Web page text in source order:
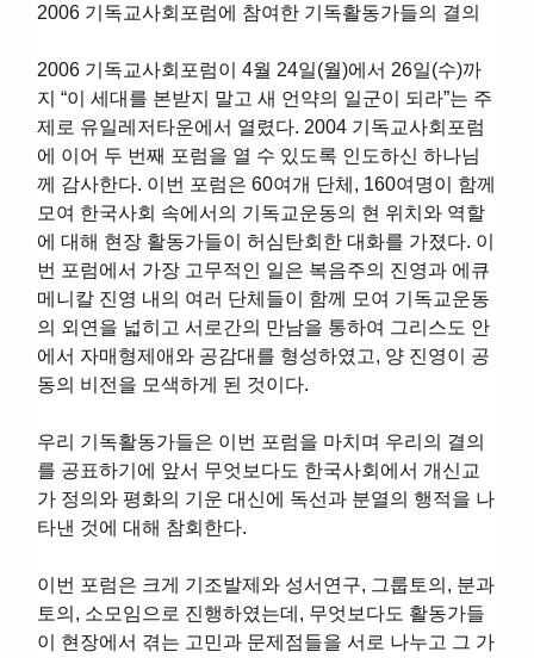
2006 기독교사회포럼에 참여한 기독활동가들의 결의
2006 기독교사회포럼이 4월 24일(월)에서 26일(수)까
지 “이 세대를 본받지 말고 새 언약의 일군이 되라”는 주
제로 유일레저타운에서 열렸다. 2004 기독교사회포럼
에 이어 두 번째 포럼을 열 수 있도록 인도하신 하나님
께 감사한다. 이번 포럼은 60여개 단체, 160여명이 함께
모여 한국사회 속에서의 기독교운동의 현 위치와 역할
에 대해 현장 활동가들이 허심탄회한 대화를 가졌다. 이
번 포럼에서 가장 고무적인 일은 복음주의 진영과 에큐
메니칼 진영 내의 여러 단체들이 함께 모여 기독교운동
의 외연을 넓히고 서로간의 만남을 통하여 그리스도 안
에서 자매형제애와 공감대를 형성하였고, 양 진영이 공
동의 비전을 모색하게 된 것이다.
우리 기독활동가들은 이번 포럼을 마치며 우리의 결의
를 공표하기에 앞서 무엇보다도 한국사회에서 개신교
가 정의와 평화의 기운 대신에 독선과 분열의 행적을 나
타낸 것에 대해 참회한다.
이번 포럼은 크게 기조발제와 성서연구, 그룹토의, 분과
토의, 소모임으로 진행하였는데, 무엇보다도 활동가들
이 현장에서 겪는 고민과 문제점들을 서로 나누고 그 가